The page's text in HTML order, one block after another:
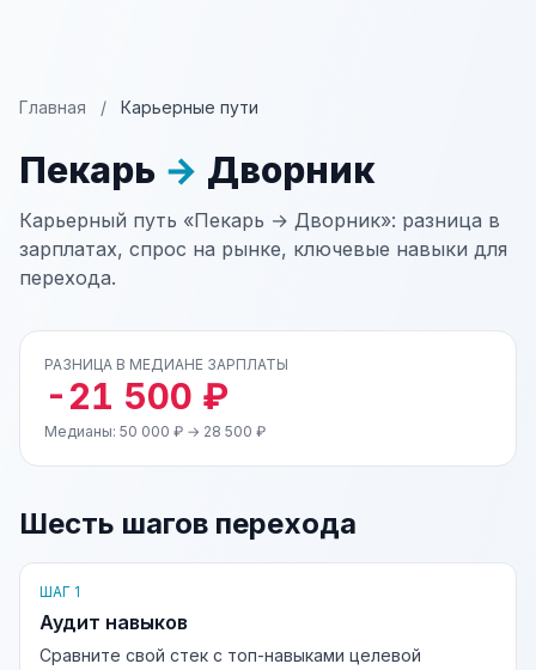
Главная / Карьерные пути
Пекарь → Дворник
Карьерный путь «Пекарь → Дворник»: разница в
зарплатах, спрос на рынке, ключевые навыки для
перехода.
РАЗНИЦА В МЕДИАНЕ ЗАРПЛАТЫ
-21 500 ₽
Медианы: 50 000 ₽ → 28 500 ₽
Шесть шагов перехода
ШАГ 1
Аудит навыков
Сравните свой стек с топ-навыками целевой